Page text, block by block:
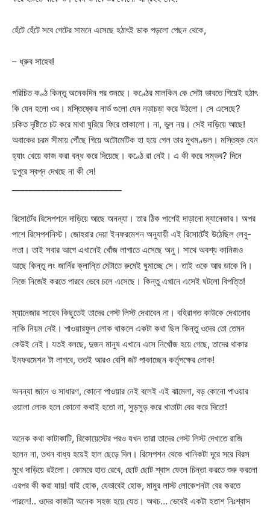
হেঁটে হেঁটে সবে গেটের সামনে এসেছে হঠাৎই ডাক পড়লো পেছন থেকে,
– ধ্রুব সাহেব!
পরিচিত কণ্ঠ কিন্তু অনেকদিন পর শুনছে। কণ্ঠের মালকিন কে সেটা ভাবতে গিয়েই হঠাৎ
কি যেন হলো ওর। মস্তিষ্কের নার্ভ গুলো যেন নড়াচড়া করে উঠলো। সে এসেছে?
চকিত দৃষ্টিতে চট করে মাথা ঘুরিয়ে ফিরে তাকালো। না, ভুল নয়। সেই দাড়িয়ে আছে!
অবাকের চরম সীমায় পৌঁছে গিয়ে অটোমেটিক হা হয়ে গেল তার মুখমণ্ডল। মস্তিষ্ক যেন
হ্যাং খেয়ে কাজ করা বন্ধ করে দিয়েছে। কণ্ঠে রা নেই। এ কী করে সম্ভব? দিনে
দুপুরে স্বপ্ন দেখছে না কী সে!
রিসোর্টের রিসেপশনে দাড়িয়ে আছে অনন্যা। তার ঠিক পাশেই দাড়ানো ম্যানেজার। অপর
পাশে রিসেপশনিস্ট। জোহরার দেয়া ইনফরমেশন অনুযায়ী এই রিসোর্টেই উঠেছিল লেবু-
লতা। তাই সবার আগে এখানেই খোঁজ লাগাতে এসেছে অনু। সাথে অবশ্য কানিজও
আছে কিন্তু লং জার্নির ক্লান্তি মেটাতে রুমেই ঘুমাচ্ছে সে। তাই ওকে আর ডাকে নি।
নিজে নিজেই করতে পারবে ভেবে চলে এসেছে। কিন্তু এখানে এসেই ঘটলো বিপত্তি!
ম্যানেজার সাহেব কিছুতেই তাদের গেস্ট লিস্ট দেখাবেন না। বহিরাগত কাউকে দেখানোর
নাকি নিয়ম নেই। পাওয়ারফুল লোক থাকলে একটা কথা ছিল কিন্তু ওদের তো তেমন
কেউই নেই। যতই বলছে, দুজন মানুষ এখানে এসে নিখোঁজ হয়ে গেছে, তাদের থাকার
ইনফরমেশন টা লাগবে, ততই আরও বেশি জট পাকাচ্ছেন কর্তৃপক্ষের লোক!
অনন্যা জানে ও সাধারণ, কোনো পাওয়ার নেই বলেই এই ঝামেলা, বড় কোনো পাওয়ার
ওয়ালা লোক হলে কোনো কথাই হতো না, সুড়সুড় করে খাতাটা বের করে দিতো!
অনেক কথা কাটাকাটি, রিকোয়েস্টের পরও যখন তারা তাদের গেস্ট লিস্ট দেখাতে রাজি
হলেন না, তখন বাধ্য হয়েই হাল ছেড়ে দিল। রিসেপশন থেকে খানিকটা দূরে সরে বিরস
মুখে দাড়িয়ে রইলো। কোমরে হাত রেখে, ছোট ছোট শ্বাস ফেলে চিন্তা করতে শুরু করলো
এরপর কী করা যায়! যাই হোক, যেভাবেই হোক, মামুর লাস্ট লোকেশনটা বের করতে
পারলে!.. ওদের কাজটা অনেক সহজ হয়ে যেত। অথচ… ভেবেই একটা হতাশ নিঃশ্বাস